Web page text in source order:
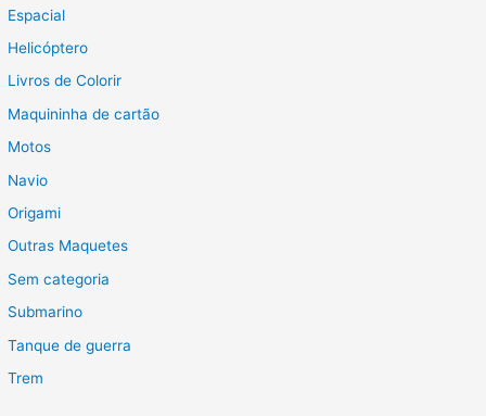
Espacial
Helicóptero
Livros de Colorir
Maquininha de cartão
Motos
Navio
Origami
Outras Maquetes
Sem categoria
Submarino
Tanque de guerra
Trem